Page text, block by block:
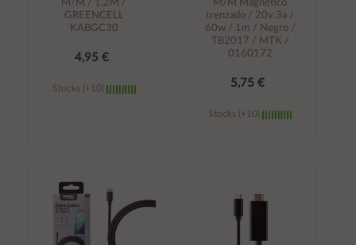
M/M / 1.2M /
GREENCELL
KABGC30
4,95 €
Stocks (+10)
carrito
M/M Magnetico
trenzado / 20v 3a /
60w / 1m / Negro /
TB2017 / MTK /
0160172
5,75 €
Stocks (+10)
carrito